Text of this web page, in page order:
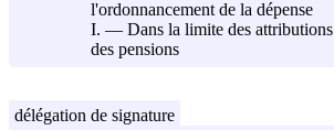
l'ordonnancement de la dépense
I. ― Dans la limite des attributions
des pensions
délégation de signature